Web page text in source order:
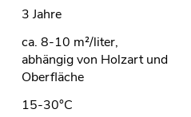
3 Jahre
ca. 8-10 m²/liter,
abhängig von Holzart und
Oberfläche
15-30°C